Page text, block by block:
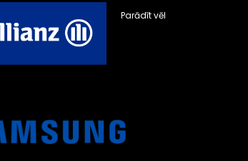
Parādīt vēl